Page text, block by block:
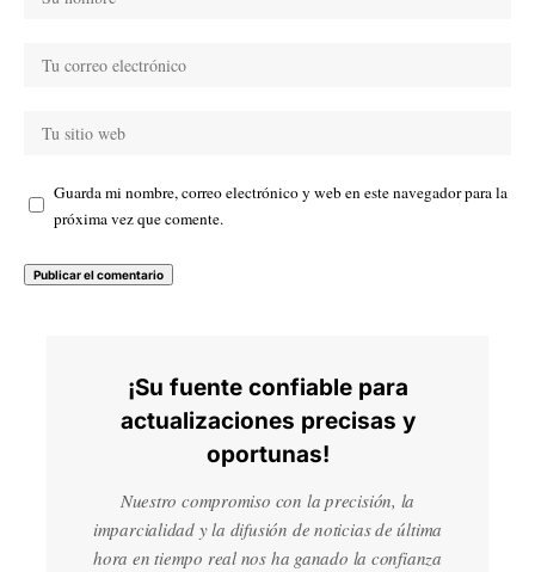
Guarda mi nombre, correo electrónico y web en este navegador para la
próxima vez que comente.
¡Su fuente confiable para
actualizaciones precisas y
oportunas!
Nuestro compromiso con la precisión, la
imparcialidad y la difusión de noticias de última
hora en tiempo real nos ha ganado la confianza